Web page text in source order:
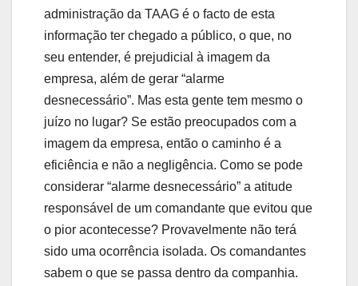
administração da TAAG é o facto de esta
informação ter chegado a público, o que, no
seu entender, é prejudicial à imagem da
empresa, além de gerar “alarme
desnecessário”. Mas esta gente tem mesmo o
juízo no lugar? Se estão preocupados com a
imagem da empresa, então o caminho é a
eficiência e não a negligência. Como se pode
considerar “alarme desnecessário” a atitude
responsável de um comandante que evitou que
o pior acontecesse? Provavelmente não terá
sido uma ocorrência isolada. Os comandantes
sabem o que se passa dentro da companhia.